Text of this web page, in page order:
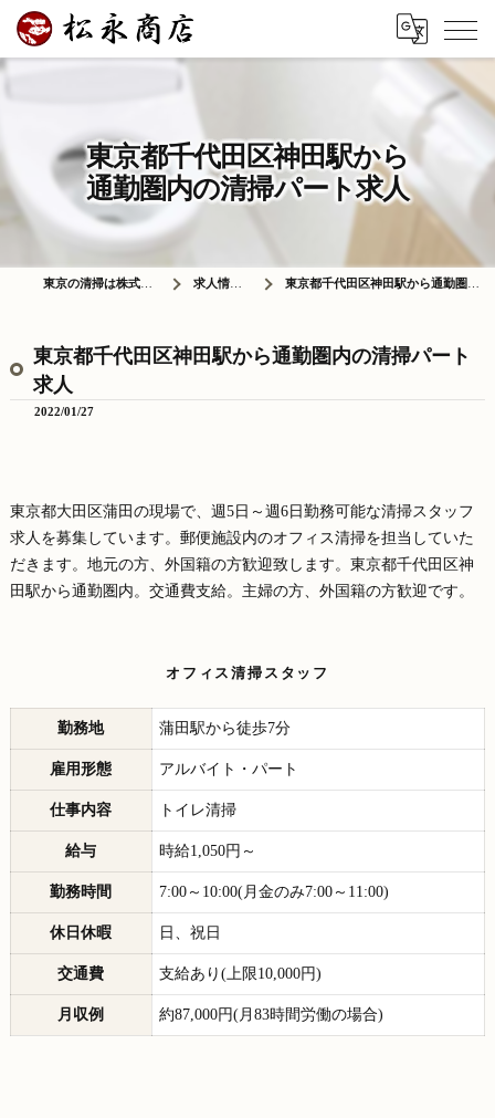
東京都千代田区神田駅から
通勤圏内の清掃パート求人
東京の清掃は株式会社松永商店 求人情報ブログ 東京都千代田区神田駅から通勤圏内の清掃パート求人
東京都千代田区神田駅から通勤圏内の清掃パート
求人
2022/01/27
東京都大田区蒲田の現場で、週5日～週6日勤務可能な清掃スタッフ
求人を募集しています。郵便施設内のオフィス清掃を担当していた
だきます。地元の方、外国籍の方歓迎致します。東京都千代田区神
田駅から通勤圏内。交通費支給。主婦の方、外国籍の方歓迎です。
オフィス清掃スタッフ
勤務地 蒲田駅から徒歩7分
雇用形態 アルバイト・パート
仕事内容 トイレ清掃
給与 時給1,050円～
勤務時間 7:00～10:00(月金のみ7:00～11:00)
休日休暇 日、祝日
交通費 支給あり(上限10,000円)
月収例 約87,000円(月83時間労働の場合)